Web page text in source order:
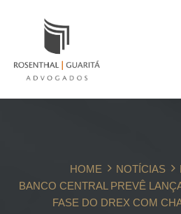
HOME NOTÍCIAS
BANCO CENTRAL PREVÊ
FASE DO DREX COM